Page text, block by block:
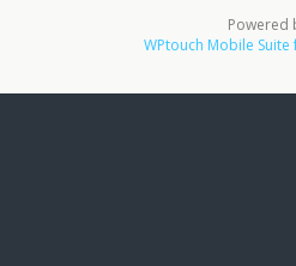
Powered
WPtouch Mobile